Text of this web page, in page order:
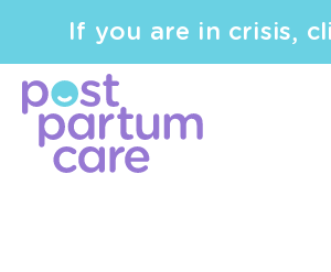
If you are in crisis,